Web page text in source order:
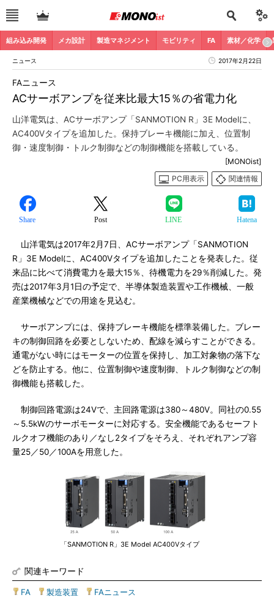
組み込み開発 メカ設計 製造マネジメント モビリティ FA 素材／化学
ニュース 2017年2月22日
ACサーボアンプを従来比最大15％の省電力化
FAニュース
山洋電気は、ACサーボアンプ「SANMOTION R」3E Modelに、
AC400Vタイプを追加した。保持ブレーキ機能に加え、位置制
御・速度制御・トルク制御などの制御機能を搭載している。
[MONOist]
PC用表示
関連情報
Share Post LINE Hatena
山洋電気は2017年2月7日、ACサーボアンプ「SANMOTION
R」3E Modelに、AC400Vタイプを追加したことを発表した。従
来品に比べて消費電力を最大15％、待機電力を29％削減した。発
売は2017年3月1日の予定で、半導体製造装置や工作機械、一般
産業機械などでの用途を見込む。
サーボアンプには、保持ブレーキ機能を標準装備した。ブレー
キの制御回路を必要としないため、配線を減らすことができる。
通電がない時にはモーターの位置を保持し、加工対象物の落下な
どを防止する。他に、位置制御や速度制御、トルク制御などの制
御機能も搭載した。
制御回路電源は24Vで、主回路電源は380～480V。同社の0.55
～5.5kWのサーボモーターに対応する。安全機能であるセーフト
ルクオフ機能のあり／なし2タイプをそろえ、それぞれアンプ容
量25／50／100Aを用意した。
「SANMOTION R」3E Model AC400Vタイプ
関連キーワード
FA 製造装置 FAニュース